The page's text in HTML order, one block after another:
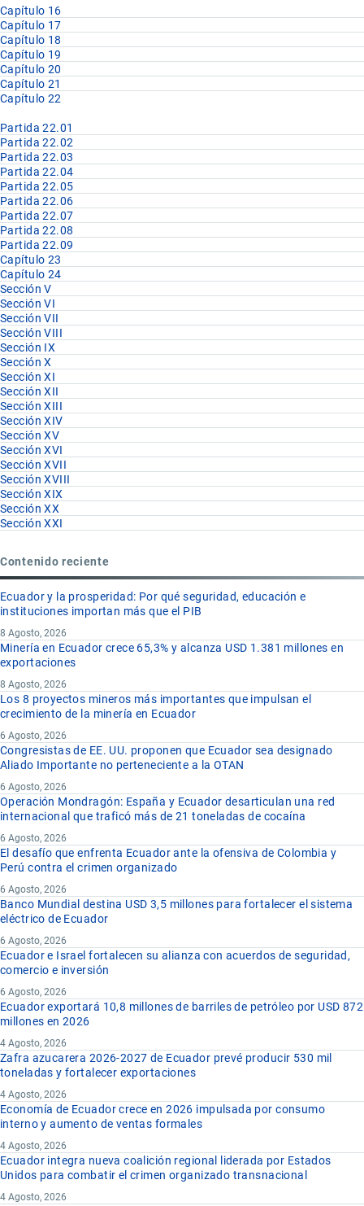
Capítulo 16
Capítulo 17
Capítulo 18
Capítulo 19
Capítulo 20
Capítulo 21
Capítulo 22
Partida 22.01
Partida 22.02
Partida 22.03
Partida 22.04
Partida 22.05
Partida 22.06
Partida 22.07
Partida 22.08
Partida 22.09
Capítulo 23
Capítulo 24
Sección V
Sección VI
Sección VII
Sección VIII
Sección IX
Sección X
Sección XI
Sección XII
Sección XIII
Sección XIV
Sección XV
Sección XVI
Sección XVII
Sección XVIII
Sección XIX
Sección XX
Sección XXI
Contenido reciente
Ecuador y la prosperidad: Por qué seguridad, educación e
instituciones importan más que el PIB
8 Agosto, 2026
Minería en Ecuador crece 65,3% y alcanza USD 1.381 millones en
exportaciones
8 Agosto, 2026
Los 8 proyectos mineros más importantes que impulsan el
crecimiento de la minería en Ecuador
6 Agosto, 2026
Congresistas de EE. UU. proponen que Ecuador sea designado
Aliado Importante no perteneciente a la OTAN
6 Agosto, 2026
Operación Mondragón: España y Ecuador desarticulan una red
internacional que traficó más de 21 toneladas de cocaína
6 Agosto, 2026
El desafío que enfrenta Ecuador ante la ofensiva de Colombia y
Perú contra el crimen organizado
6 Agosto, 2026
Banco Mundial destina USD 3,5 millones para fortalecer el sistema
eléctrico de Ecuador
6 Agosto, 2026
Ecuador e Israel fortalecen su alianza con acuerdos de seguridad,
comercio e inversión
6 Agosto, 2026
Ecuador exportará 10,8 millones de barriles de petróleo por USD 872
millones en 2026
4 Agosto, 2026
Zafra azucarera 2026-2027 de Ecuador prevé producir 530 mil
toneladas y fortalecer exportaciones
4 Agosto, 2026
Economía de Ecuador crece en 2026 impulsada por consumo
interno y aumento de ventas formales
4 Agosto, 2026
Ecuador integra nueva coalición regional liderada por Estados
Unidos para combatir el crimen organizado transnacional
4 Agosto, 2026